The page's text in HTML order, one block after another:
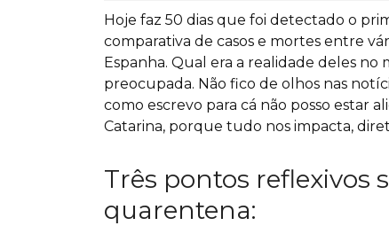
Hoje faz 50 dias que foi detectado o
comparativa de casos e mortes entre
Espanha. Qual era a realidade deles
preocupada. Não fico de olhos nas
como escrevo para cá não posso estar
Catarina, porque tudo nos impacta,
Três pontos reflexivos
quarentena: